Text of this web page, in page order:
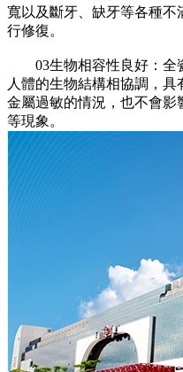
寬以及斷牙、缺牙等各種不
行修復。
03生物相容性良好：全
人體的生物結構相協調，
金屬過敏的情況，也不會
等現象。